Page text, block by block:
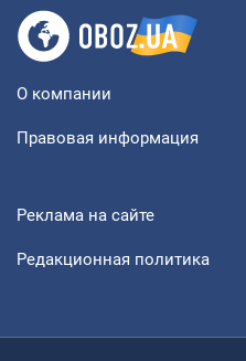
О компании
Правовая информация
Реклама на сайте
Редакционная политика